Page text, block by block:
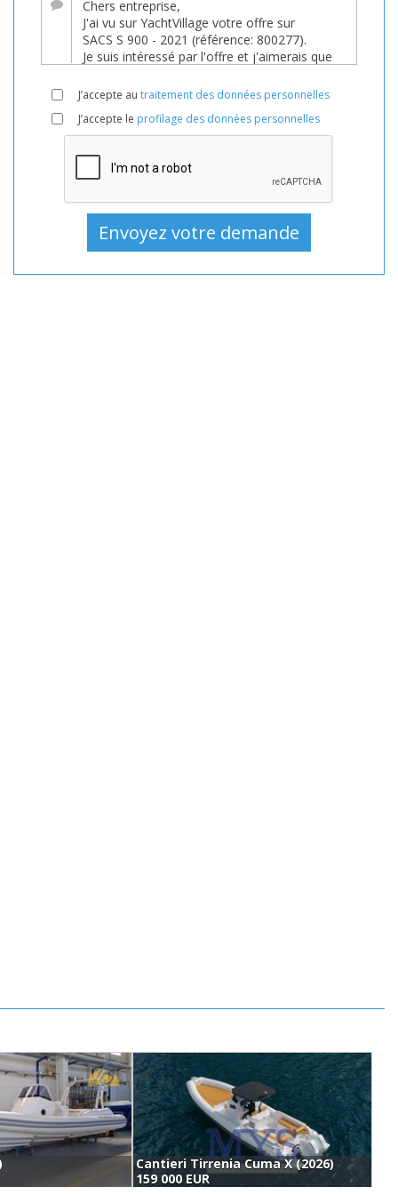
En
vente,
Bateaux
Pneumatique
En
D'occasion,
Pneumatiques
En
vente,
J’accepte au traitement des données personnelles
J’accepte le profilage des données personnelles
Cantieri Tirrenia Cuma X (2026)
159 000 EUR